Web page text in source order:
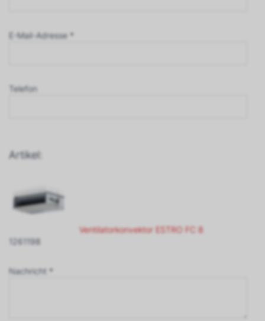
E-Mail-Adresse *
Telefon
Artikel:
Ventilatorkonvektor ESTRO FC 8
1261198
Nachricht *